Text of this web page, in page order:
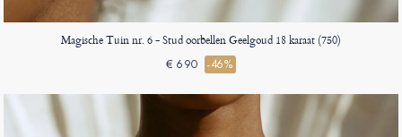
Magische Tuin nr. 6 - Stud oorbellen Geelgoud 18 karaat (750)
€ 690 -46%